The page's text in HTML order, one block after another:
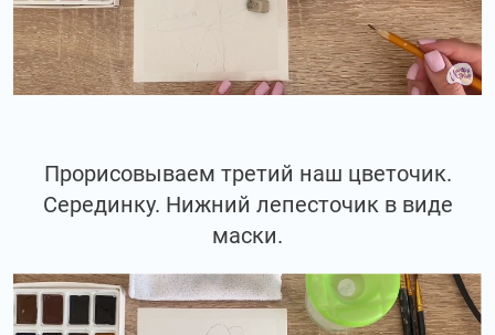
Прорисовываем третий наш цветочик.
Серединку. Нижний лепесточик в виде
маски.